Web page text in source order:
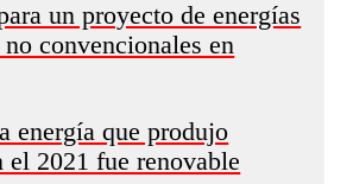
un proyecto de energías
convencionales en
energía que produjo
el 2021 fue renovable